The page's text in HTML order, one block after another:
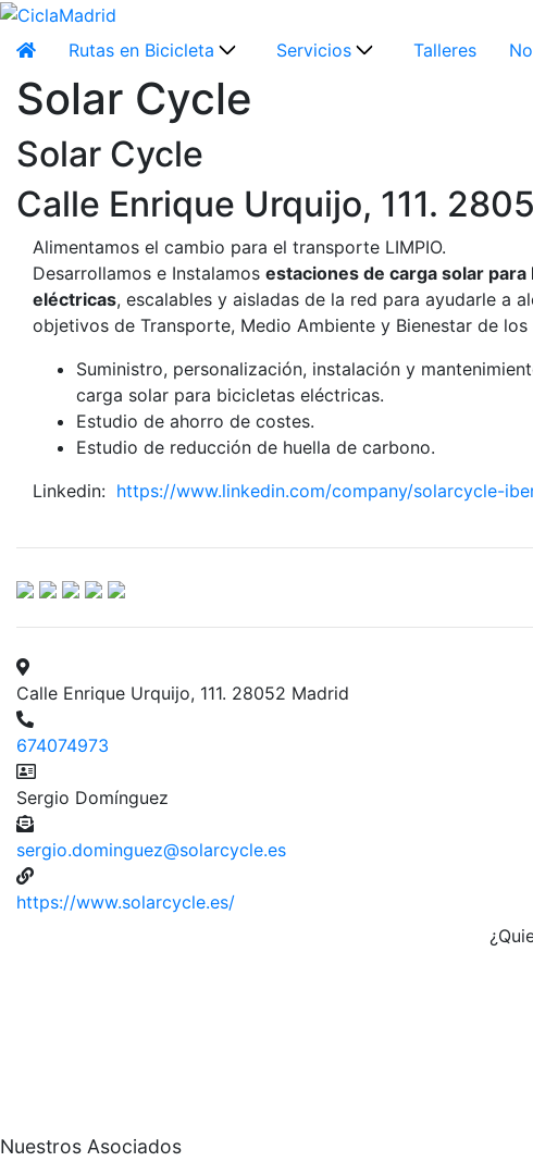
Rutas en Bicicleta Servicios Talleres
Solar Cycle
Solar Cycle
Calle Enrique Urquijo, 111.
Alimentamos el cambio para el transporte LIMPIO.
Desarrollamos e Instalamos estaciones de carga solar para
eléctricas, escalables y aisladas de la red para ayudarle a
objetivos de Transporte, Medio Ambiente y Bienestar de los
Suministro, personalización, instalación y
carga solar para bicicletas eléctricas.
Estudio de ahorro de costes.
Estudio de reducción de huella de carbono.
Linkedin: https://www.linkedin.com/company/solarcycle-
Calle Enrique Urquijo, 111. 28052 Madrid
674074973
Sergio Domínguez
sergio.dominguez@solarcycle.es
https://www.solarcycle.es/
Nuestros Asociados